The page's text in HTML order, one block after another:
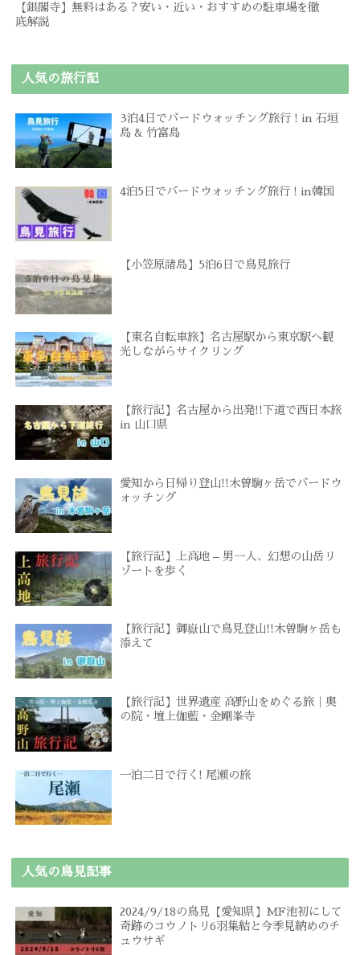
【銀閣寺】無料はある？安い・近い・おすすめの駐車場を徹
底解説
人気の旅行記
3泊4日でバードウォッチング旅行 ! in 石垣
島 & 竹富島
4泊5日でバードウォッチング旅行 ! in韓国
【小笠原諸島】5泊6日で鳥見旅行
【東名自転車旅】名古屋駅から東京駅へ観
光しながらサイクリング
【旅行記】名古屋から出発!!下道で西日本旅
in 山口県
愛知から日帰り登山!!木曽駒ヶ岳でバードウ
ォッチング
【旅行記】上高地 – 男一人、幻想の山岳リ
ゾートを歩く
【旅行記】御嶽山で鳥見登山!!木曽駒ヶ岳も
添えて
【旅行記】世界遺産 高野山をめぐる旅｜奥
の院・壇上伽藍・金剛峯寺
一泊二日で行く! 尾瀬の旅
人気の鳥見記事
2024/9/18の鳥見【愛知県】MF池初にして
奇跡のコウノトリ6羽集結と今季見納めのチ
ュウサギ